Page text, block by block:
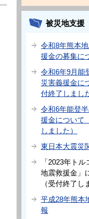
被災地支援
令和8年熊本
援金の募集に
令和6年9月能
災害義援金に
付終了しまし
令和6年能登
援金について
しました）
東日本大震災
「2023年ト
地震救援金」
（受付終了し
平成28年熊本
報